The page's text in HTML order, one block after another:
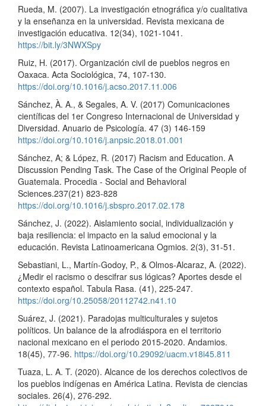
Rueda, M. (2007). La investigación etnográfica y/o cualitativa
y la enseñanza en la universidad. Revista mexicana de
investigación educativa. 12(34), 1021-1041.
https://bit.ly/3NWXSpy
Ruiz, H. (2017). Organización civil de pueblos negros en
Oaxaca. Acta Sociológica, 74, 107-130.
https://doi.org/10.1016/j.acso.2017.11.006
Sánchez, À. A., & Segales, A. V. (2017) Comunicaciones
científicas del 1er Congreso Internacional de Universidad y
Diversidad. Anuario de Psicología. 47 (3) 146-159
https://doi.org/10.1016/j.anpsic.2018.01.001
Sánchez, A; & López, R. (2017) Racism and Education. A
Discussion Pending Task. The Case of the Original People of
Guatemala. Procedia - Social and Behavioral
Sciences.237(21) 823-828
https://doi.org/10.1016/j.sbspro.2017.02.178
Sánchez, J. (2022). Aislamiento social, individualización y
baja resiliencia: el impacto en la salud emocional y la
educación. Revista Latinoamericana Ogmios. 2(3), 31-51.
Sebastiani, L., Martín-Godoy, P., & Olmos-Alcaraz, A. (2022).
¿Medir el racismo o descifrar sus lógicas? Aportes desde el
contexto español. Tabula Rasa. (41), 225-247.
https://doi.org/10.25058/20112742.n41.10
Suárez, J. (2021). Paradojas multiculturales y sujetos
políticos. Un balance de la afrodiáspora en el territorio
nacional mexicano en el periodo 2015-2020. Andamios.
18(45), 77-96. https://doi.org/10.29092/uacm.v18i45.811
Tuaza, L. A. T. (2020). Alcance de los derechos colectivos de
los pueblos indígenas en América Latina. Revista de ciencias
sociales. 26(4), 276-292.